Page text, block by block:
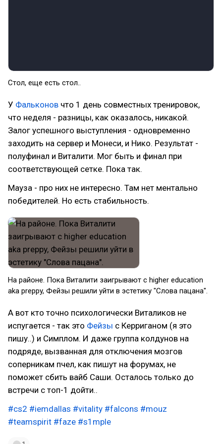
Стол, еще есть стол..
У Фальконов что 1 день совместных тренировок,
что неделя - разницы, как оказалось, никакой.
Залог успешного выступления - одновременно
заходить на сервер и Монеси, и Нико. Результат -
полуфинал и Виталити. Мог быть и финал при
соответствующей сетке. Пока так.
Мауза - про них не интересно. Там нет ментально
победителей. Но есть стабильность.
На районе. Пока Виталити заигрывают с higher education
aka preppy, Фейзы решили уйти в эстетику "Слова пацана".
А вот кто точно психологически Виталиков не
испугается - так это Фейзы с Керриганом (я это
пишу..) и Симплом. И даже группа колдунов на
подряде, вызванная для отключения мозгов
соперникам пчел, как пишут на форумах, не
поможет сбить вайб Саши. Осталось только до
встречи с топ-1 дойти..
#cs2 #iemdallas #vitality #falcons #mouz
#teamspirit #faze #s1mple